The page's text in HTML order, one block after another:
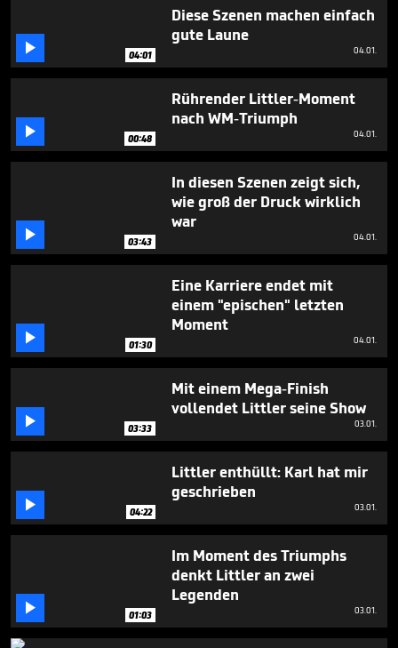
seconds
 04:01
Diese Szenen machen einfach
gute Laune
04.01.
 00:48
Rührender Littler-Moment
nach WM-Triumph
04.01.
 03:43
In diesen Szenen zeigt sich,
wie groß der Druck wirklich
war
04.01.
 01:30
Eine Karriere endet mit
einem "epischen" letzten
Moment
04.01.
 03:33
Mit einem Mega-Finish
vollendet Littler seine Show
03.01.
 04:22
Littler enthüllt: Karl hat mir
geschrieben
03.01.
 01:03
Im Moment des Triumphs
denkt Littler an zwei
Legenden
03.01.